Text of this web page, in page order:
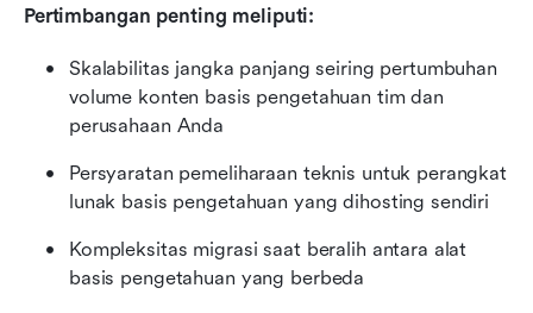
Pertimbangan penting meliputi:
Skalabilitas jangka panjang seiring pertumbuhan
volume konten basis pengetahuan tim dan
perusahaan Anda
Persyaratan pemeliharaan teknis untuk perangkat
lunak basis pengetahuan yang dihosting sendiri
Kompleksitas migrasi saat beralih antara alat
basis pengetahuan yang berbeda